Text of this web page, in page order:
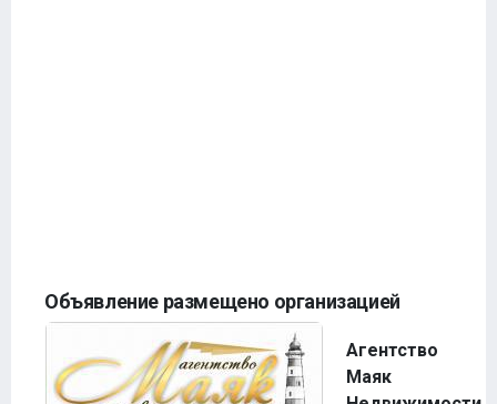
Объявление размещено организацией
Агентство
Маяк